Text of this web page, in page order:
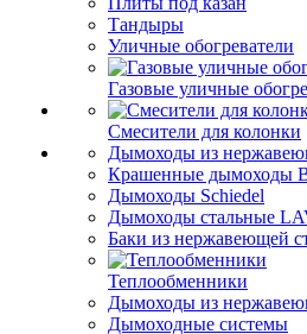
Тандыры
Уличные обогреватели
Газовые уличные
Смесители для колонки
Дымоходы из
Крашенные дымоходы
Дымоходы Schiedel
Дымоходы стальные
Баки из нержавеющей
Теплообменники
Дымоходы из
Дымоходные системы